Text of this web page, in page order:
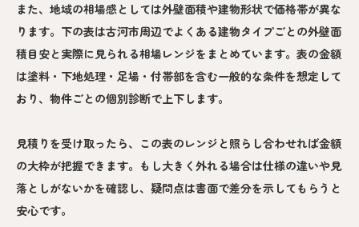
また、地域の相場感としては外壁面積や建物形状で価格帯が異な
ります。下の表は古河市周辺でよくある建物タイプごとの外壁面
積目安と実際に見られる相場レンジをまとめています。表の金額
は塗料・下地処理・足場・付帯部を含む一般的な条件を想定して
おり、物件ごとの個別診断で上下します。
見積りを受け取ったら、この表のレンジと照らし合わせれば金額
の大枠が把握できます。もし大きく外れる場合は仕様の違いや見
落としがないかを確認し、疑問点は書面で差分を示してもらうと
安心です。